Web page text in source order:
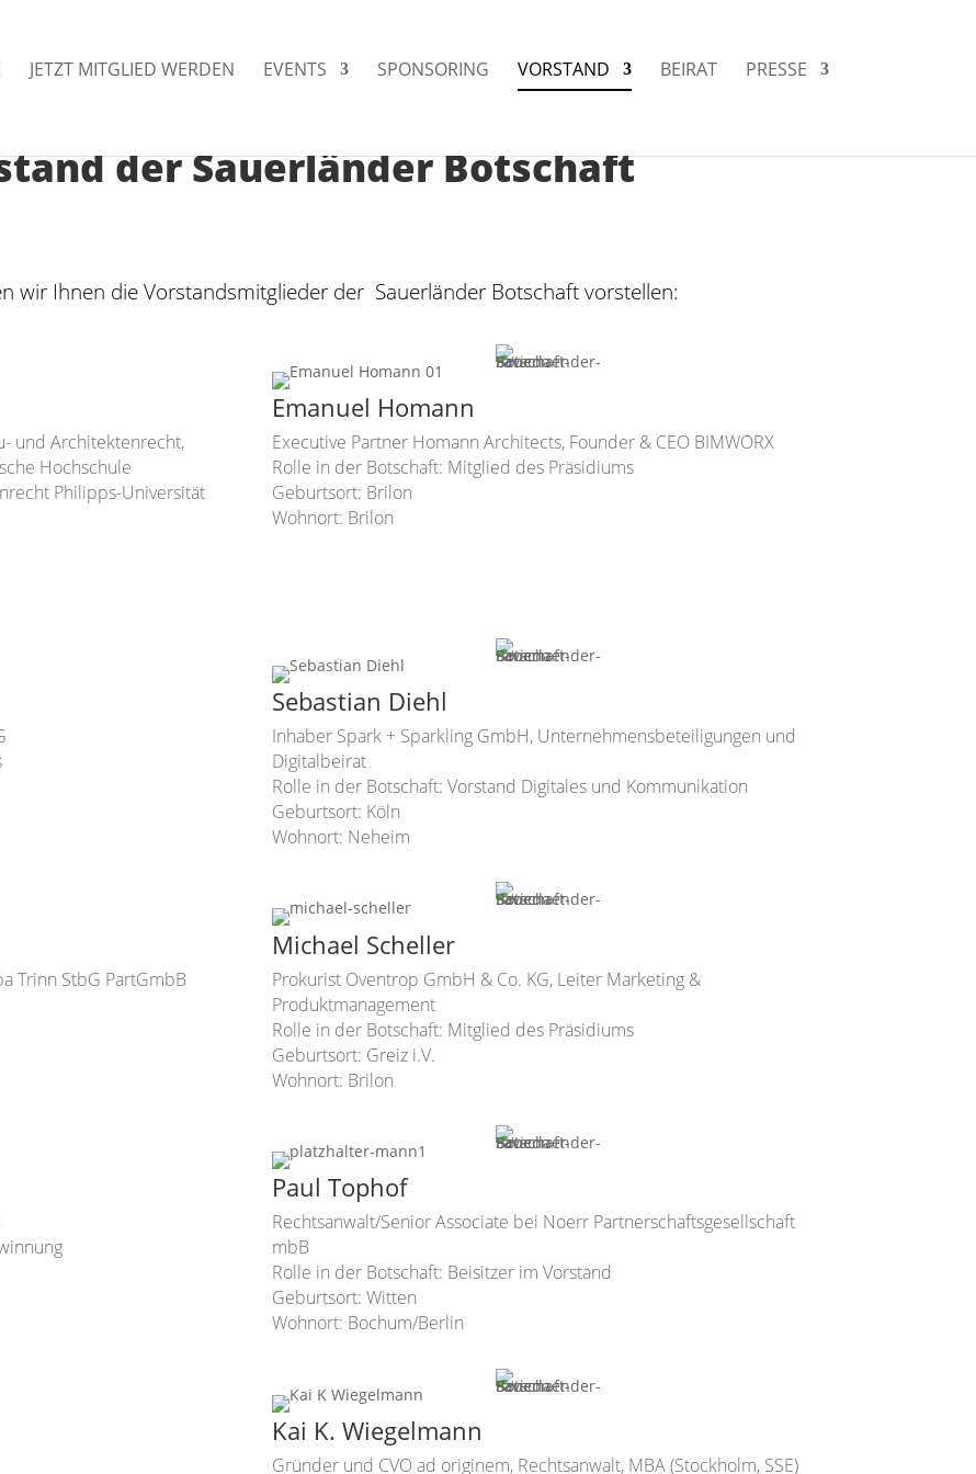
JETZT MITGLIED WERDEN EVENTS SPONSORING VORSTAND BEIRAT PRESSE
der Sauerländer Botschaft
wir Ihnen die Vorstandsmitglieder der Sauerländer Botschaft vorstellen:
und Architektenrecht,
Hochschule
Philipps-Universität
Emanuel Homann
Executive Partner Homann Architects, Founder & CEO BIMWORX
Rolle in der Botschaft: Mitglied des Präsidiums
Geburtsort: Brilon
Wohnort: Brilon
Sebastian Diehl
Inhaber Spark + Sparkling GmbH, Unternehmensbeteiligungen und
Digitalbeirat
Rolle in der Botschaft: Vorstand Digitales und Kommunikation
Geburtsort: Köln
Wohnort: Neheim
Trinn StbG PartGmbB
Michael Scheller
Prokurist Oventrop GmbH & Co. KG, Leiter Marketing &
Produktmanagement
Rolle in der Botschaft: Mitglied des Präsidiums
Geburtsort: Greiz i.V.
Wohnort: Brilon
Paul Tophof
Rechtsanwalt/Senior Associate bei Noerr Partnerschaftsgesellschaft
mbB
Rolle in der Botschaft: Beisitzer im Vorstand
Geburtsort: Witten
Wohnort: Bochum/Berlin
Kai K. Wiegelmann
Gründer und CVO ad originem, Rechtsanwalt, MBA (Stockholm, SSE)